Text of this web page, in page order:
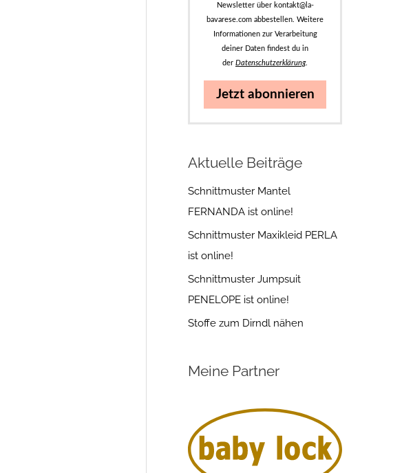
Newsletter über kontakt@la-
bavarese.com abbestellen. Weitere
Informationen zur Verarbeitung
deiner Daten findest du in
der Datenschutzerklärung.
Jetzt abonnieren
Aktuelle Beiträge
Schnittmuster Mantel
FERNANDA ist online!
Schnittmuster Maxikleid PERLA
ist online!
Schnittmuster Jumpsuit
PENELOPE ist online!
Stoffe zum Dirndl nähen
Meine Partner